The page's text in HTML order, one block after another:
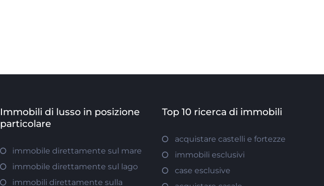
Immobili di lusso in posizione
particolare
immobile direttamente sul mare
immobile direttamente sul lago
immobili direttamente sulla
Top 10 ricerca di immobili
acquistare castelli e fortezze
immobili esclusivi
case esclusive